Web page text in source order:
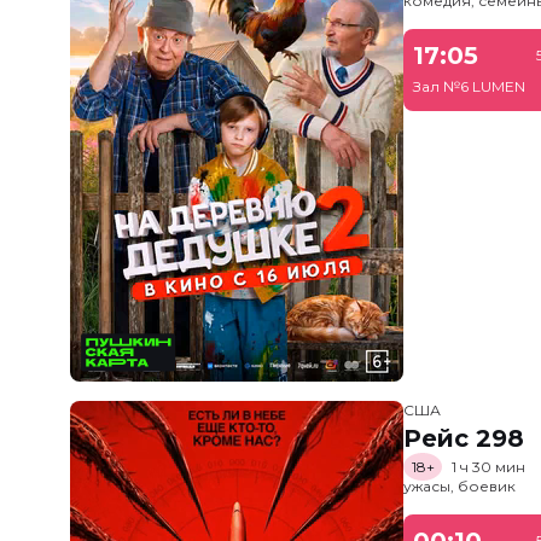
17:05
Зал №6 LUMEN
США
Рейс 298
18+
1 ч 30 мин
ужасы, боевик